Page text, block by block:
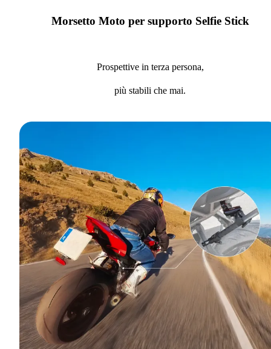
Morsetto Moto per supporto Selfie Stick
Prospettive in terza persona,
più stabili che mai.